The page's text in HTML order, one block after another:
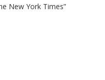
New York Times”